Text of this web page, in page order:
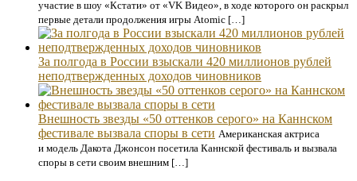
участие в шоу «Кстати» от «VK Видео», в ходе которого он раскрыл
первые детали продолжения игры Atomic […]
За полгода в России взыскали 420 миллионов рублей
неподтвержденных доходов чиновников
Внешность звезды «50 оттенков серого» на Каннском
фестивале вызвала споры в сети Американская актриса
и модель Дакота Джонсон посетила Каннской фестиваль и вызвала
споры в сети своим внешним […]